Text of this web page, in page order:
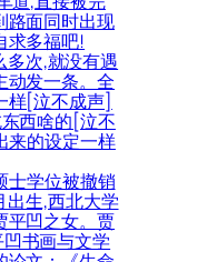
路面同时出现
求多福吧!
多次,就没有遇
动发一条。全
样[泣不成声]
西啥的[泣不
来的设定一样
士学位被撤销
出生,西北大学
平凹之女。贾
书画与文学